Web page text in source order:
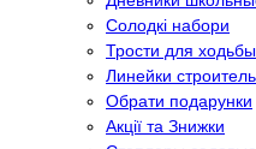
Солодкі набори
Трости для ходьбы
Линейки
Обрати подарунки
Акції та Знижки